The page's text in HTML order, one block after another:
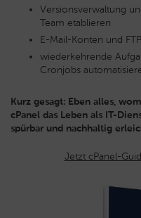
Versionsverwaltung
Team etablieren
E-Mail-Konten und
wiederkehrende
Cronjobs
Kurz gesagt: Eben alles,
cPanel das Leben als IT-
spürbar und nachhaltig
Jetzt cPanel-